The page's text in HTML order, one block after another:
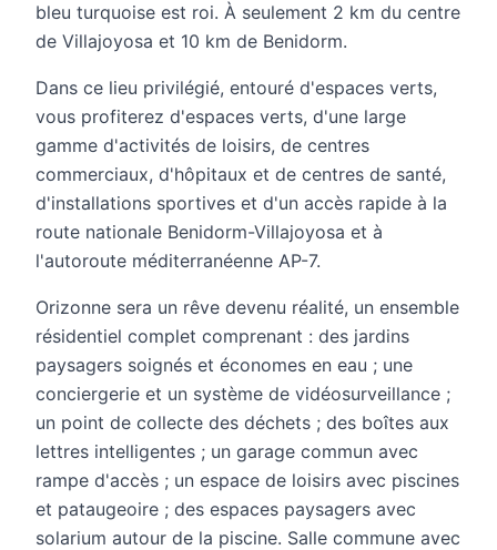
bleu turquoise est roi. À seulement 2 km du centre
de Villajoyosa et 10 km de Benidorm.
Dans ce lieu privilégié, entouré d'espaces verts,
vous profiterez d'espaces verts, d'une large
gamme d'activités de loisirs, de centres
commerciaux, d'hôpitaux et de centres de santé,
d'installations sportives et d'un accès rapide à la
route nationale Benidorm-Villajoyosa et à
l'autoroute méditerranéenne AP-7.
Orizonne sera un rêve devenu réalité, un ensemble
résidentiel complet comprenant : des jardins
paysagers soignés et économes en eau ; une
conciergerie et un système de vidéosurveillance ;
un point de collecte des déchets ; des boîtes aux
lettres intelligentes ; un garage commun avec
rampe d'accès ; un espace de loisirs avec piscines
et pataugeoire ; des espaces paysagers avec
solarium autour de la piscine. Salle commune avec